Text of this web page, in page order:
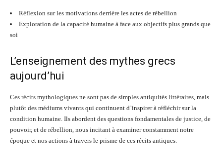
Réflexion sur les motivations derrière les actes de rébellion
Exploration de la capacité humaine à face aux objectifs plus grands que
soi
L’enseignement des mythes grecs
aujourd’hui
Ces récits mythologiques ne sont pas de simples antiquités littéraires, mais
plutôt des médiums vivants qui continuent d’inspirer à réfléchir sur la
condition humaine. Ils abordent des questions fondamentales de justice, de
pouvoir, et de rébellion, nous incitant à examiner constamment notre
époque et nos actions à travers le prisme de ces récits antiques.